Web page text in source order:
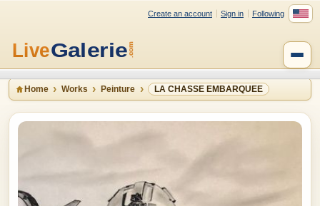
Create an account Sign in Following
Home Works Peinture LA CHASSE EMBARQUEE